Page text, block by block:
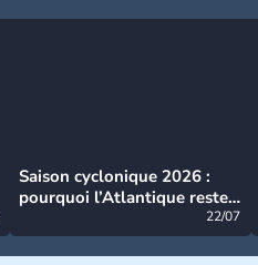
Saison cyclonique 2026 :
pourquoi l’Atlantique reste
22/07